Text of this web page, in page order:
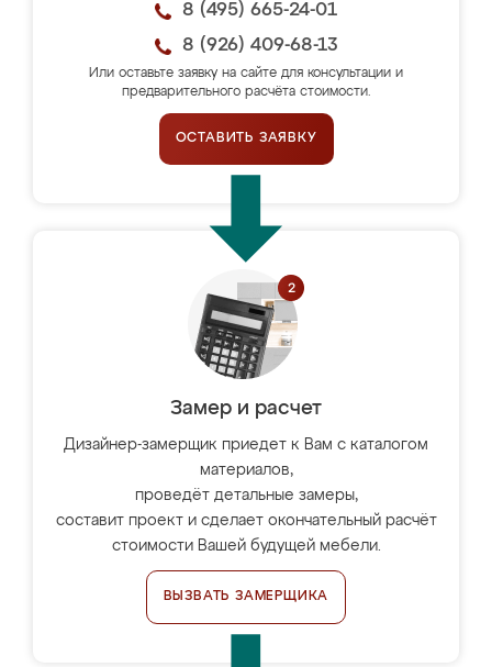
8 (495) 665-24-01
8 (926) 409-68-13
Или оставьте заявку на сайте для консультации и
предварительного расчёта стоимости.
ОСТАВИТЬ ЗАЯВКУ
Замер и расчет
Дизайнер-замерщик приедет к Вам с каталогом
материалов,
проведёт детальные замеры,
составит проект и сделает окончательный расчёт
стоимости Вашей будущей мебели.
ВЫЗВАТЬ ЗАМЕРЩИКА